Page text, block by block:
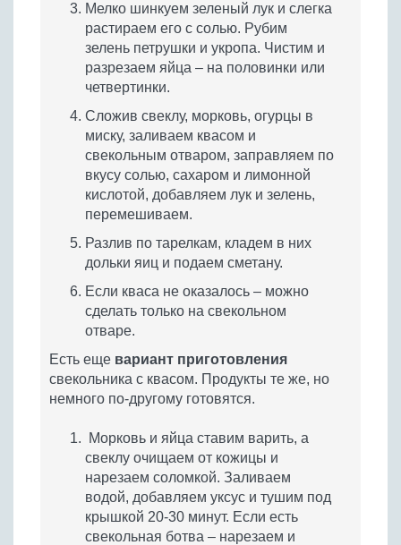
Мелко шинкуем зеленый лук и слегка
растираем его с солью. Рубим
зелень петрушки и укропа. Чистим и
разрезаем яйца – на половинки или
четвертинки.
Сложив свеклу, морковь, огурцы в
миску, заливаем квасом и
свекольным отваром, заправляем по
вкусу солью, сахаром и лимонной
кислотой, добавляем лук и зелень,
перемешиваем.
Разлив по тарелкам, кладем в них
дольки яиц и подаем сметану.
Если кваса не оказалось – можно
сделать только на свекольном
отваре.
Есть еще вариант приготовления
свекольника с квасом. Продукты те же, но
немного по-другому готовятся.
Морковь и яйца ставим варить, а
свеклу очищаем от кожицы и
нарезаем соломкой. Заливаем
водой, добавляем уксус и тушим под
крышкой 20-30 минут. Если есть
свекольная ботва – нарезаем и